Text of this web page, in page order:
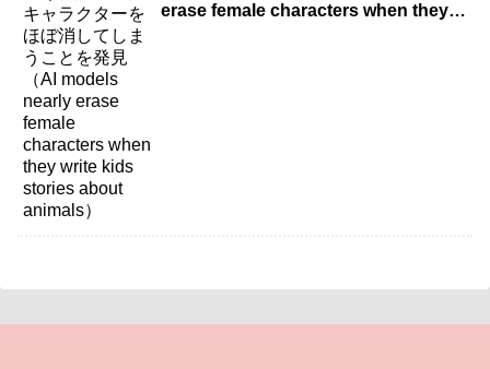
erase female characters when they